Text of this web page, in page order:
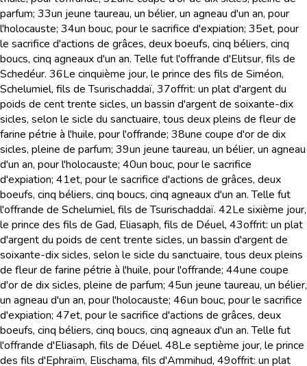
parfum; 33un jeune taureau, un bélier, un agneau d'un an, pour
l'holocauste; 34un bouc, pour le sacrifice d'expiation; 35et, pour
le sacrifice d'actions de grâces, deux boeufs, cinq béliers, cinq
boucs, cinq agneaux d'un an. Telle fut l'offrande d'Elitsur, fils de
Schedéur. 36Le cinquième jour, le prince des fils de Siméon,
Schelumiel, fils de Tsurischaddaï, 37offrit: un plat d'argent du
poids de cent trente sicles, un bassin d'argent de soixante-dix
sicles, selon le sicle du sanctuaire, tous deux pleins de fleur de
farine pétrie à l'huile, pour l'offrande; 38une coupe d'or de dix
sicles, pleine de parfum; 39un jeune taureau, un bélier, un agneau
d'un an, pour l'holocauste; 40un bouc, pour le sacrifice
d'expiation; 41et, pour le sacrifice d'actions de grâces, deux
boeufs, cinq béliers, cinq boucs, cinq agneaux d'un an. Telle fut
l'offrande de Schelumiel, fils de Tsurischaddaï. 42Le sixième jour,
le prince des fils de Gad, Eliasaph, fils de Déuel, 43offrit: un plat
d'argent du poids de cent trente sicles, un bassin d'argent de
soixante-dix sicles, selon le sicle du sanctuaire, tous deux pleins
de fleur de farine pétrie à l'huile, pour l'offrande; 44une coupe
d'or de dix sicles, pleine de parfum; 45un jeune taureau, un bélier,
un agneau d'un an, pour l'holocauste; 46un bouc, pour le sacrifice
d'expiation; 47et, pour le sacrifice d'actions de grâces, deux
boeufs, cinq béliers, cinq boucs, cinq agneaux d'un an. Telle fut
l'offrande d'Eliasaph, fils de Déuel. 48Le septième jour, le prince
des fils d'Ephraïm, Elischama, fils d'Ammihud, 49offrit: un plat